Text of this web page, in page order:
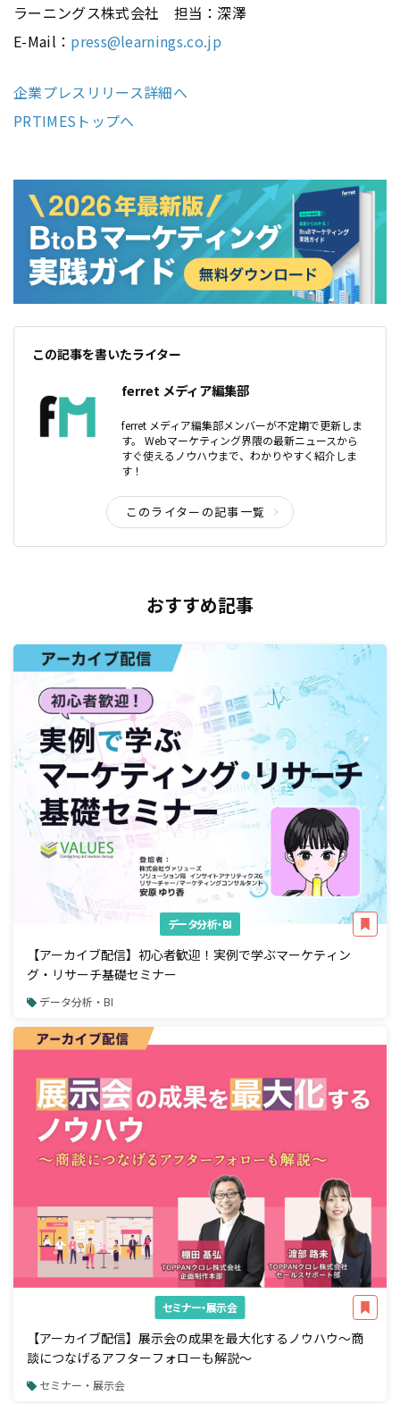
ラーニングス株式会社 担当：深澤
E-Mail： press@learnings.co.jp
企業プレスリリース詳細へ
PRTIMESトップへ
この記事を書いたライター
ferret メディア編集部
ferret メディア編集部メンバーが不定期で更新しま
す。 Webマーケティング界隈の最新ニュースから
すぐ使えるノウハウまで、わかりやすく紹介しま
す！
このライターの記事一覧
おすすめ記事
データ分析・BI
【アーカイブ配信】初心者歓迎！実例で学ぶマーケティン
グ・リサーチ基礎セミナー
データ分析・BI
セミナー・展示会
【アーカイブ配信】展示会の成果を最大化するノウハウ～商
談につなげるアフターフォローも解説～
セミナー・展示会